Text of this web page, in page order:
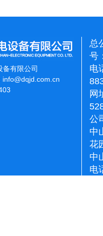
有限公司
info@dqjd.com.cn
总
号
电
网
公
中
花
中
电